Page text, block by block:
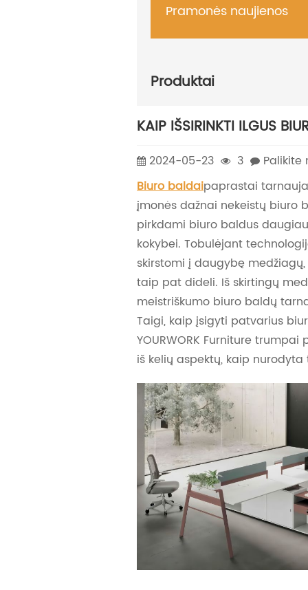
Pramonės naujienos
Produktai
KAIP IŠSIRINKTI ILGUS
2024-05-23 3
Palikite
Biuro baldaipaprastai
įmonės dažnai nekeistų biuro
pirkdami biuro baldus
kokybei. Tobulėjant
skirstomi į daugybę
taip pat dideli. Iš skirtingų
meistriškumo biuro baldų
Taigi, kaip įsigyti patvarius
YOURWORK Furniture
iš kelių aspektų, kaip nurodyta